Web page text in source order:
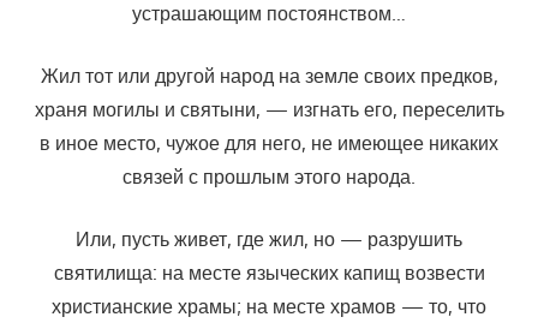
устрашающим постоянством…
Жил тот или другой народ на земле своих предков,
храня могилы и святыни, — изгнать его, переселить
в иное место, чужое для него, не имеющее никаких
связей с прошлым этого народа.
Или, пусть живет, где жил, но — разрушить
святилища: на месте языческих капищ возвести
христианские храмы; на месте храмов — то, что